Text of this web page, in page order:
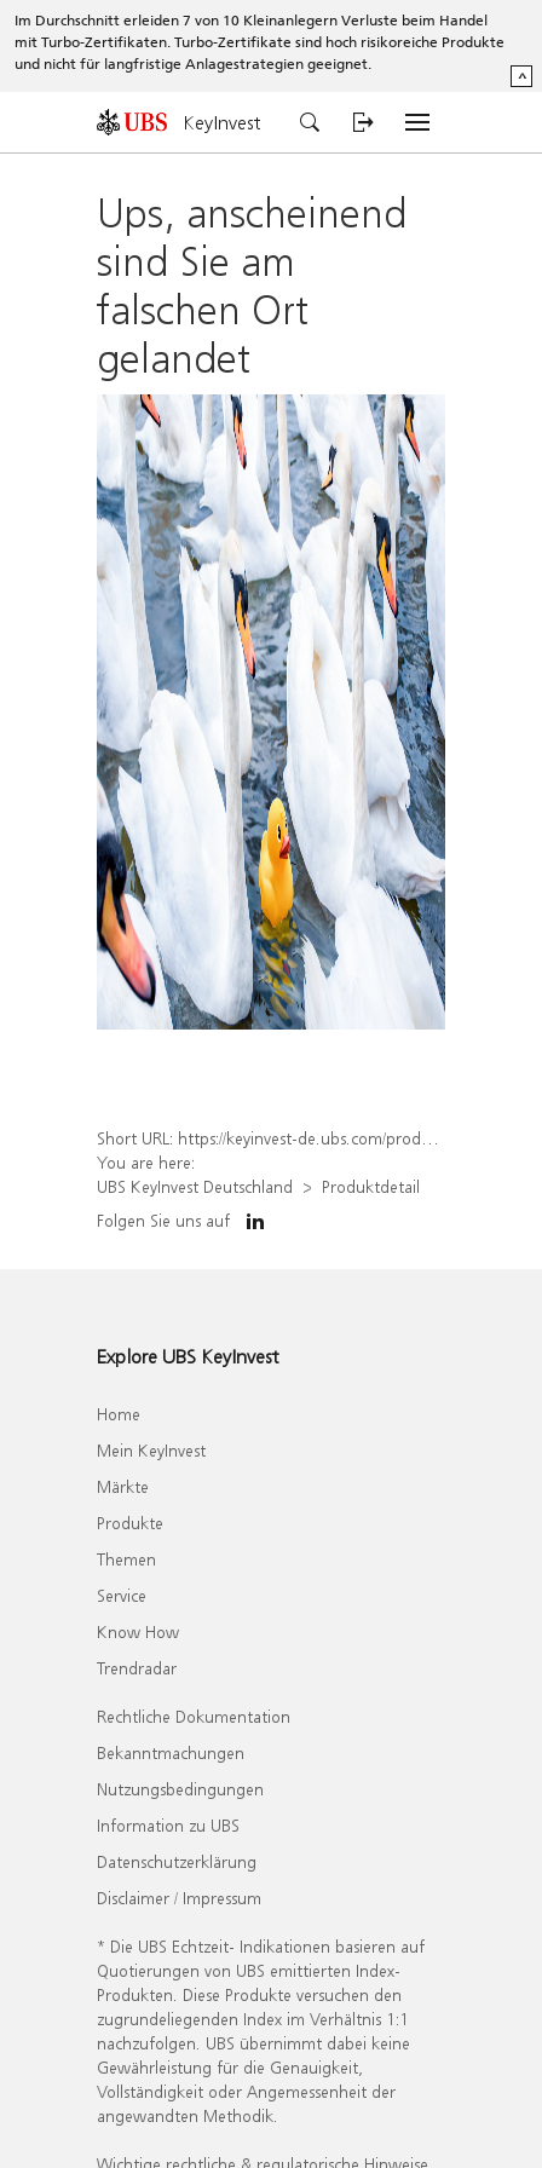
Im Durchschnitt erleiden 7 von 10 Kleinanlegern Verluste beim Handel
mit Turbo-Zertifikaten. Turbo-Zertifikate sind hoch risikoreiche Produkte
und nicht für langfristige Anlagestrategien geeignet.
^
KeyInvest
Ups, anscheinend
sind Sie am
falschen Ort
gelandet
Short URL: https://keyinvest-de.ubs.com/produkt/detail/index/isin/DE000WA310Z3
You are here:
UBS KeyInvest Deutschland
Produktdetail
Folgen Sie uns auf
Explore UBS KeyInvest
Home
Mein KeyInvest
Märkte
Produkte
Themen
Service
Know How
Trendradar
Rechtliche Dokumentation
Bekanntmachungen
Nutzungsbedingungen
Information zu UBS
Datenschutzerklärung
Disclaimer / Impressum
* Die UBS Echtzeit- Indikationen basieren auf
Quotierungen von UBS emittierten Index-
Produkten. Diese Produkte versuchen den
zugrundeliegenden Index im Verhältnis 1:1
nachzufolgen. UBS übernimmt dabei keine
Gewährleistung für die Genauigkeit,
Vollständigkeit oder Angemessenheit der
angewandten Methodik.